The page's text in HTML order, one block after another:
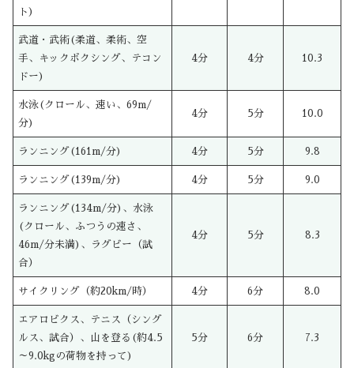
ト)
武道・武術(柔道、柔術、空
手、キックボクシング、テコン
ドー)
4分 4分 10.3
水泳(クロール、速い、69m/
分)
4分 5分 10.0
ランニング(161m/分) 4分 5分 9.8
ランニング(139m/分) 4分 5分 9.0
ランニング(134m/分)、水泳
(クロール、ふつうの速さ、
46m/分未満)、ラグビー（試
合）
4分 5分 8.3
サイクリング（約20km/時） 4分 6分 8.0
エアロビクス、テニス（シング
ルス、試合）、山を登る(約4.5
～9.0kgの荷物を持って)
5分 6分 7.3